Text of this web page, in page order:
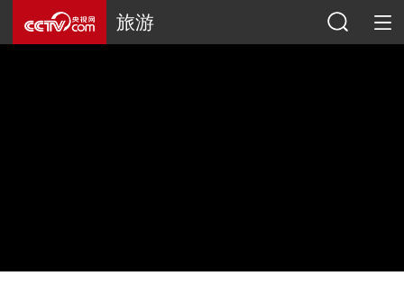
旅游